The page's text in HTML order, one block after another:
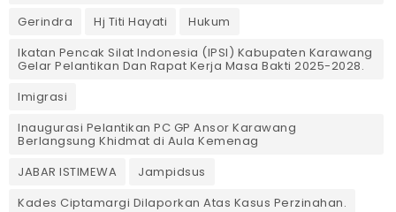
Gerindra
Hj Titi Hayati
Hukum
Ikatan Pencak Silat Indonesia (IPSI) Kabupaten Karawang
Gelar Pelantikan Dan Rapat Kerja Masa Bakti 2025-2028.
Imigrasi
Inaugurasi Pelantikan PC GP Ansor Karawang
Berlangsung Khidmat di Aula Kemenag
JABAR ISTIMEWA
Jampidsus
Kades Ciptamargi Dilaporkan Atas Kasus Perzinahan.